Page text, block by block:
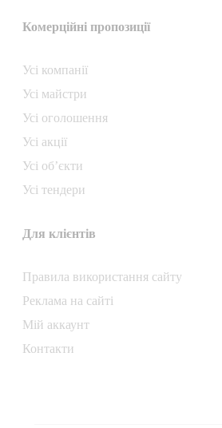
Комерційні пропозиції
Усі компанії
Усі майстри
Усі оголошення
Усі акції
Усі об’єкти
Усі тендери
Для клієнтів
Правила використання сайту
Реклама на сайті
Мій аккаунт
Контакти